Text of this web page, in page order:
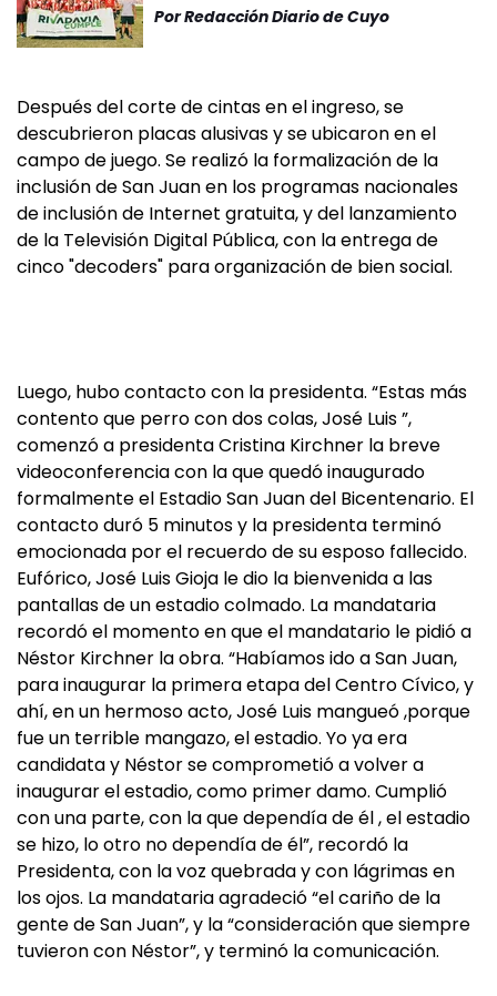
PorRedacción Diario de Cuyo
Después del corte de cintas en el ingreso, se
descubrieron placas alusivas y se ubicaron en el
campo de juego. Se realizó la formalización de la
inclusión de San Juan en los programas nacionales
de inclusión de Internet gratuita, y del lanzamiento
de la Televisión Digital Pública, con la entrega de
cinco "decoders" para organización de bien social.
Luego, hubo contacto con la presidenta. “Estas más
contento que perro con dos colas, José Luis ”,
comenzó a presidenta Cristina Kirchner la breve
videoconferencia con la que quedó inaugurado
formalmente el Estadio San Juan del Bicentenario. El
contacto duró 5 minutos y la presidenta terminó
emocionada por el recuerdo de su esposo fallecido.
Eufórico, José Luis Gioja le dio la bienvenida a las
pantallas de un estadio colmado. La mandataria
recordó el momento en que el mandatario le pidió a
Néstor Kirchner la obra. “Habíamos ido a San Juan,
para inaugurar la primera etapa del Centro Cívico, y
ahí, en un hermoso acto, José Luis mangueó ,porque
fue un terrible mangazo, el estadio. Yo ya era
candidata y Néstor se comprometió a volver a
inaugurar el estadio, como primer damo. Cumplió
con una parte, con la que dependía de él , el estadio
se hizo, lo otro no dependía de él”, recordó la
Presidenta, con la voz quebrada y con lágrimas en
los ojos. La mandataria agradeció “el cariño de la
gente de San Juan”, y la “consideración que siempre
tuvieron con Néstor”, y terminó la comunicación.